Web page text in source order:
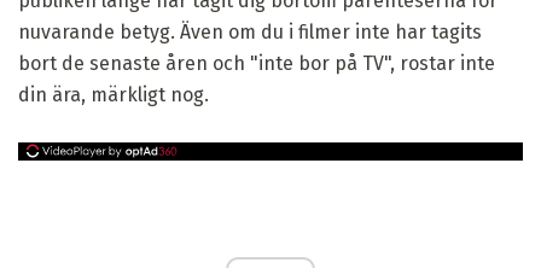
nuvarande betyg. Även om du i filmer inte har tagits
bort de senaste åren och "inte bor på TV", rostar inte
din ära, märkligt nog.